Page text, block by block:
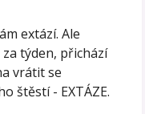
extází. Ale
týden, přichází
vrátit se
štěstí - EXTÁZE.